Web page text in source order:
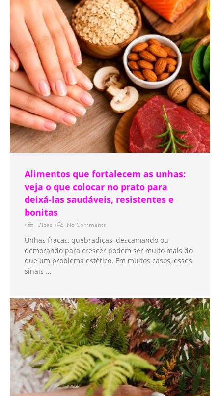
Alimentos que fortalecem as unhas:
veja o que colocar no prato para
deixá-las saudáveis, resistentes e
bonitas
• Dicas • No Comments
Unhas fracas, quebradiças, descamando ou
demorando para crescer podem ser muito mais do
que um problema estético. Em muitos casos, esses
sinais …